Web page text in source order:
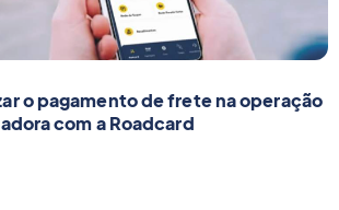
o pagamento de frete na operação
com a Roadcard